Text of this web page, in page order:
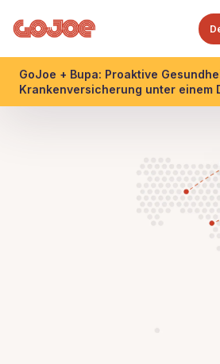
GoJoe + Bupa: Proaktive
Krankenversicherung unter einem